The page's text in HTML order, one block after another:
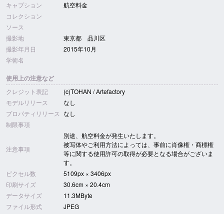
キャプション
航空料金
コレクション
ソース
撮影地
東京都 品川区
撮影年月日
2015年10月
学術名
使用上の注意など
クレジット表記
(c)TOHAN / Artefactory
モデルリリース
なし
プロパティリリース なし
制限事項
注意事項
別途、航空料金が発生いたします。
被写体やご利用方法によっては、事前に肖像権・商標権
等に関する使用許可の取得が必要となる場合がございま
す。
ピクセル数
5109px × 3406px
印刷サイズ
30.6cm × 20.4cm
データサイズ
11.3MByte
ファイル形式
JPEG